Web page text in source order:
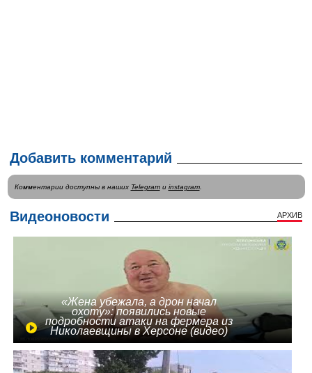
Добавить комментарий
Комментарии доступны в наших Telegramи instagram.
Видеоновости АРХИВ
«Жена убежала, а дрон начал
охоту»: появились новые
подробности атаки на фермера из
Николаевщины в Херсоне (видео)